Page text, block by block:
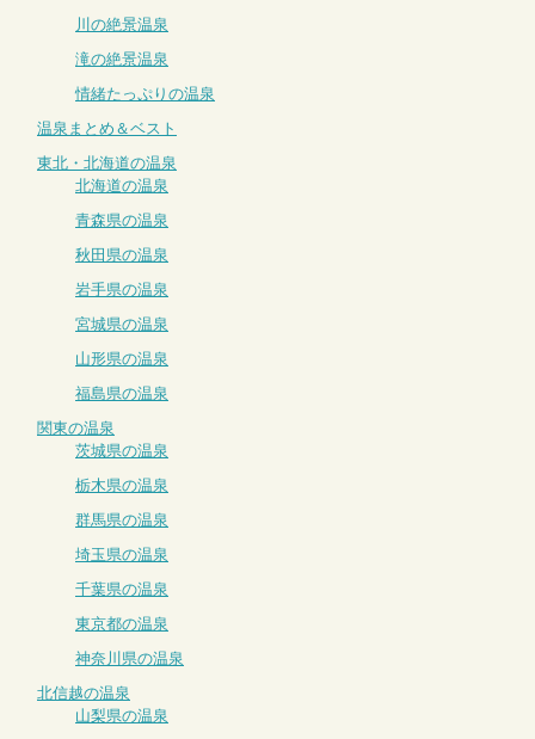
川の絶景温泉
滝の絶景温泉
情緒たっぷりの温泉
温泉まとめ＆ベスト
東北・北海道の温泉
北海道の温泉
青森県の温泉
秋田県の温泉
岩手県の温泉
宮城県の温泉
山形県の温泉
福島県の温泉
関東の温泉
茨城県の温泉
栃木県の温泉
群馬県の温泉
埼玉県の温泉
千葉県の温泉
東京都の温泉
神奈川県の温泉
北信越の温泉
山梨県の温泉